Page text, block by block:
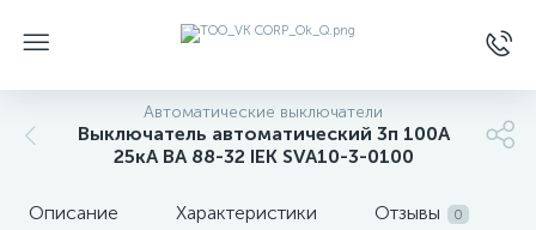
Автоматические выключатели
Выключатель автоматический 3п 100А
25кА ВА 88-32 IEK SVA10-3-0100
Описание Характеристики Отзывы 0